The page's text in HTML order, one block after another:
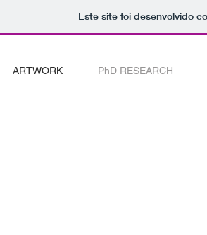
Este site foi desenvolvido
ARTWORK PhD RESEARCH